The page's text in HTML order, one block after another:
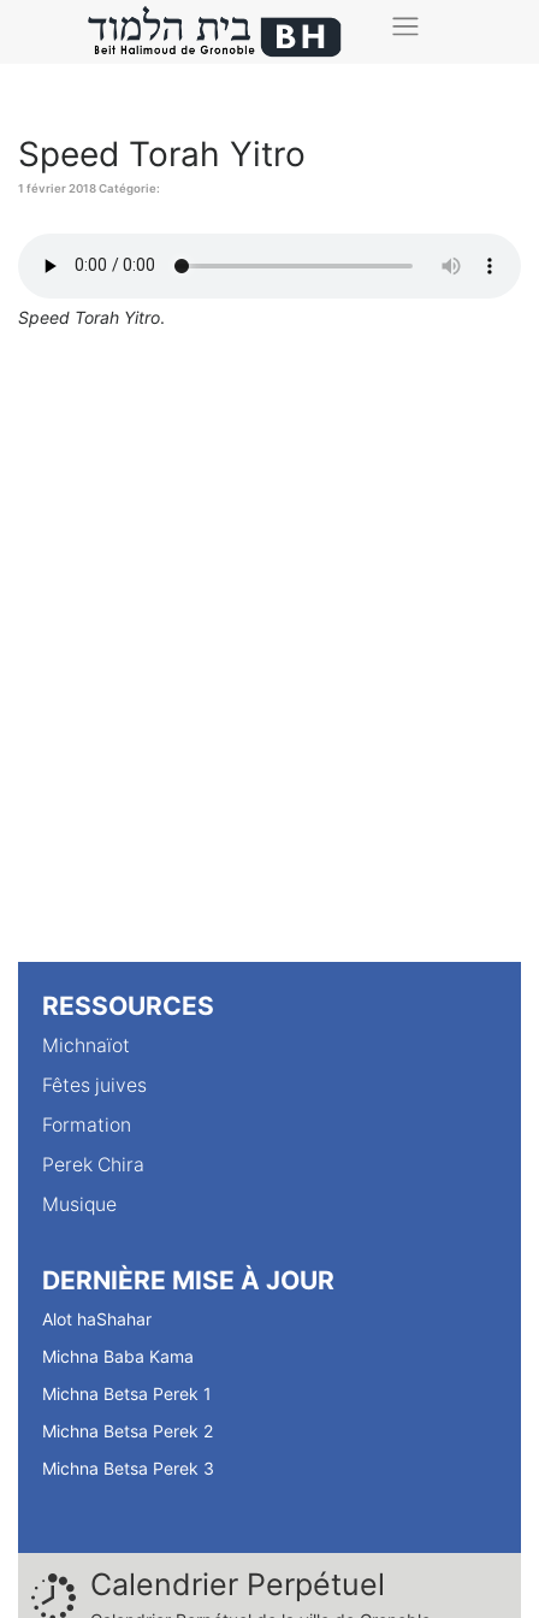
Speed Torah Yitro
1 février 2018Catégorie:
Speed Torah Yitro.
RESSOURCES
Michnaïot
Fêtes juives
Formation
Perek Chira
Musique
DERNIÈRE MISE À JOUR
Alot haShahar
Michna Baba Kama
Michna Betsa Perek 1
Michna Betsa Perek 2
Michna Betsa Perek 3
Calendrier Perpétuel